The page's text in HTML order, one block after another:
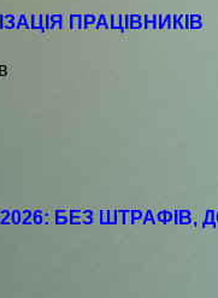
ПРАЦІВНИКІВ
БЕЗ ШТРАФІВ,